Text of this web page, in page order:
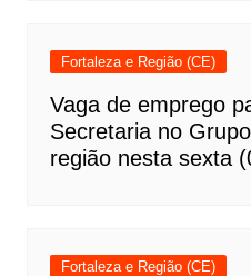
Fortaleza e Região (CE)
Vaga de emprego
Secretaria no
região nesta sexta
Fortaleza e Região (CE)